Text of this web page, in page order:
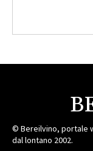
© Bereilvino, portale
dal lontano 2002.